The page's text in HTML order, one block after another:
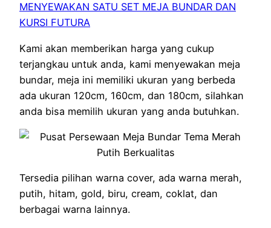
MENYEWAKAN SATU SET MEJA BUNDAR DAN
KURSI FUTURA
Kami akan memberikan harga yang cukup
terjangkau untuk anda, kami menyewakan meja
bundar, meja ini memiliki ukuran yang berbeda
ada ukuran 120cm, 160cm, dan 180cm, silahkan
anda bisa memilih ukuran yang anda butuhkan.
Tersedia pilihan warna cover, ada warna merah,
putih, hitam, gold, biru, cream, coklat, dan
berbagai warna lainnya.